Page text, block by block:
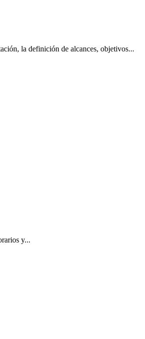
la definición de alcances, objetivos...
y...